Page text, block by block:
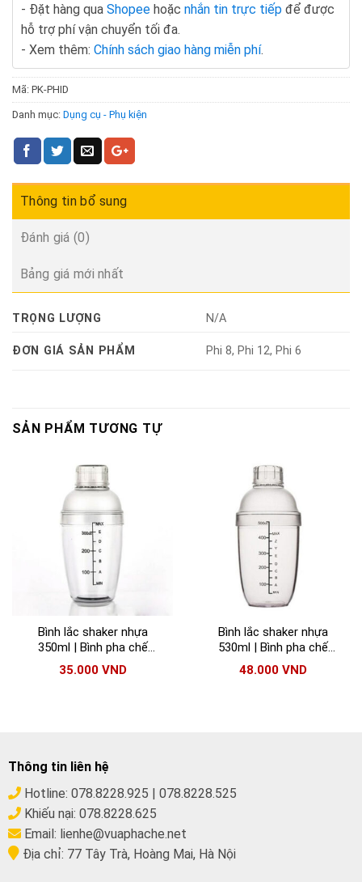
- Đặt hàng qua Shopee hoặc nhắn tin trực tiếp để được
hỗ trợ phí vận chuyển tối đa.
- Xem thêm: Chính sách giao hàng miễn phí.
Mã: PK-PHID
Danh mục: Dụng cụ - Phụ kiện
Thông tin bổ sung
Đánh giá (0)
Bảng giá mới nhất
TRỌNG LƯỢNG N/A
ĐƠN GIÁ SẢN PHẨM Phi 8, Phi 12, Phi 6
SẢN PHẨM TƯƠNG TỰ
Bình lắc shaker nhựa
350ml | Bình pha chế
cocktail shaker có vạch
đen
35.000 VND
Bình lắc shaker nhựa
530ml | Bình pha chế
cocktail shaker có vạch
đen
48.000 VND
Thông tin liên hệ
Hotline: 078.8228.925 | 078.8228.525
Khiếu nại: 078.8228.625
Email: lienhe@vuaphache.net
Địa chỉ: 77 Tây Trà, Hoàng Mai, Hà Nội